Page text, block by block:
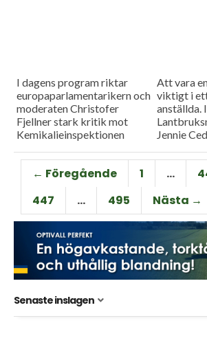
I dagens program riktar
europaparlamentarikern och
moderaten Christofer
Fjellner stark kritik mot
Kemikalieinspektionen
myndigheten inte följer EU:s
lagar regler när det gäller
växtskyddsmedlet Stomp.
Dessutom kollar...
Att vara
viktigt i
anställda.
Jennie
Och så
← Föregående 1 …
447
… 495 Nästa →
Senaste inslagen